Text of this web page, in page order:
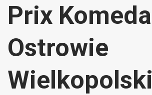
Prix
Ostrowie